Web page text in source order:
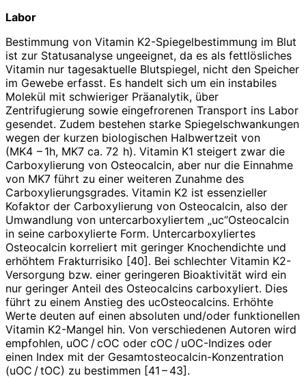
Labor
Bestimmung von Vitamin K2-Spiegelbestimmung im Blut
ist zur Statusanalyse ungeeignet, da es als fettlösliches
Vitamin nur tagesaktuelle Blutspiegel, nicht den Speicher
im Gewebe erfasst. Es handelt sich um ein instabiles
Molekül mit schwieriger Präanalytik, über
Zentrifugierung sowie eingefrorenen Transport ins Labor
gesendet. Zudem bestehen starke Spiegelschwankungen
wegen der kurzen biologischen Halbwertzeit von
(MK4 – 1h, MK7 ca. 72 h). Vitamin K1 steigert zwar die
Carboxylierung von Osteocalcin, aber nur die Einnahme
von MK7 führt zu einer weiteren Zunahme des
Carboxylierungsgrades. Vitamin K2 ist essenzieller
Kofaktor der Carboxylierung von Osteocalcin, also der
Umwandlung von untercarboxyliertem „uc“Osteocalcin
in seine carboxylierte Form. Untercarboxyliertes
Osteocalcin korreliert mit geringer Knochendichte und
erhöhtem Frakturrisiko [40]. Bei schlechter Vitamin K2-
Versorgung bzw. einer geringeren Bioaktivität wird ein
nur geringer Anteil des Osteocalcins car­boxyliert. Dies
führt zu einem Anstieg des ucOsteocalcins. Erhöhte
Werte deuten auf einen absoluten und/oder funktionellen
Vitamin K2-Mangel hin. Von verschiedenen Autoren wird
empfohlen, uOC / cOC oder cOC / uOC-Indizes oder
einen Index mit der Gesamtosteocalcin-Konzentration
(uOC / tOC) zu bestimmen [41 – 43].